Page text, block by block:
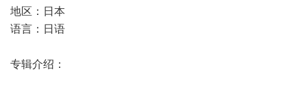
地区：日本
语言：日语
专辑介绍：